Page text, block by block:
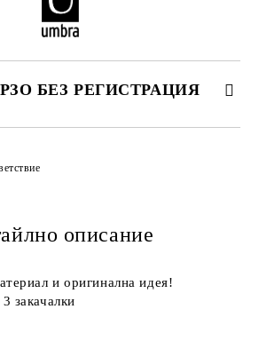
БЕЗ РЕГИСТРАЦИЯ
вас в рамките на работния ден.
описание
и оригинална идея!
закачалки